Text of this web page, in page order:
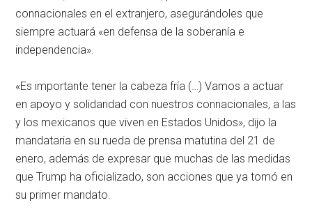
connacionales en el extranjero, asegurándoles que
siempre actuará «en defensa de la soberanía e
independencia».
«Es importante tener la cabeza fría (…) Vamos a actuar
en apoyo y solidaridad con nuestros connacionales, a las
y los mexicanos que viven en Estados Unidos», dijo la
mandataria en su rueda de prensa matutina del 21 de
enero, además de expresar que muchas de las medidas
que Trump ha oficializado, son acciones que ya tomó en
su primer mandato.